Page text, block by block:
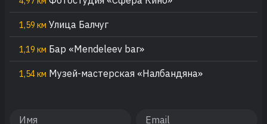
1,59 км Улица Балчуг
1,19 км Бар «Mendeleev bar»
1,54 км Музей-мастерская «Налбандяна»